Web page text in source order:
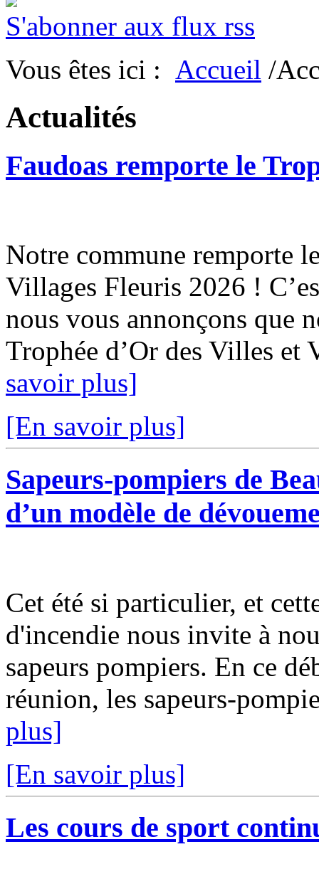
S'abonner aux flux rss
Vous êtes ici : Accueil /
Actualités
Faudoas remporte le
Notre commune remporte
Villages Fleuris 2026 !
nous vous annonçons que
Trophée d’Or des Villes
savoir plus]
[En savoir plus]
Sapeurs-pompiers de
d’un modèle de
Cet été si particulier, et
d'incendie nous invite à
sapeurs pompiers. En ce
réunion, les sapeurs-
plus]
[En savoir plus]
Les cours de sport